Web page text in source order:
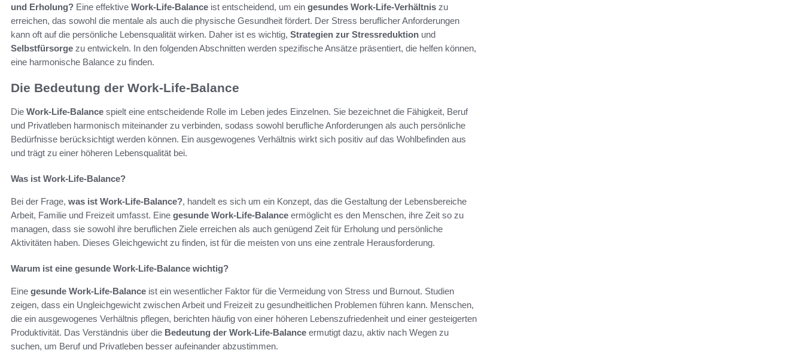
und Erholung? Eine effektive Work-Life-Balance ist entscheidend, um ein gesundes Work-Life-Verhältnis zu
erreichen, das sowohl die mentale als auch die physische Gesundheit fördert. Der Stress beruflicher Anforderungen
kann oft auf die persönliche Lebensqualität wirken. Daher ist es wichtig, Strategien zur Stressreduktion und
Selbstfürsorge zu entwickeln. In den folgenden Abschnitten werden spezifische Ansätze präsentiert, die helfen können,
eine harmonische Balance zu finden.
Die Bedeutung der Work-Life-Balance
Die Work-Life-Balance spielt eine entscheidende Rolle im Leben jedes Einzelnen. Sie bezeichnet die Fähigkeit, Beruf
und Privatleben harmonisch miteinander zu verbinden, sodass sowohl berufliche Anforderungen als auch persönliche
Bedürfnisse berücksichtigt werden können. Ein ausgewogenes Verhältnis wirkt sich positiv auf das Wohlbefinden aus
und trägt zu einer höheren Lebensqualität bei.
Was ist Work-Life-Balance?
Bei der Frage, was ist Work-Life-Balance?, handelt es sich um ein Konzept, das die Gestaltung der Lebensbereiche
Arbeit, Familie und Freizeit umfasst. Eine gesunde Work-Life-Balance ermöglicht es den Menschen, ihre Zeit so zu
managen, dass sie sowohl ihre beruflichen Ziele erreichen als auch genügend Zeit für Erholung und persönliche
Aktivitäten haben. Dieses Gleichgewicht zu finden, ist für die meisten von uns eine zentrale Herausforderung.
Warum ist eine gesunde Work-Life-Balance wichtig?
Eine gesunde Work-Life-Balance ist ein wesentlicher Faktor für die Vermeidung von Stress und Burnout. Studien
zeigen, dass ein Ungleichgewicht zwischen Arbeit und Freizeit zu gesundheitlichen Problemen führen kann. Menschen,
die ein ausgewogenes Verhältnis pflegen, berichten häufig von einer höheren Lebenszufriedenheit und einer gesteigerten
Produktivität. Das Verständnis über die Bedeutung der Work-Life-Balance ermutigt dazu, aktiv nach Wegen zu
suchen, um Beruf und Privatleben besser aufeinander abzustimmen.